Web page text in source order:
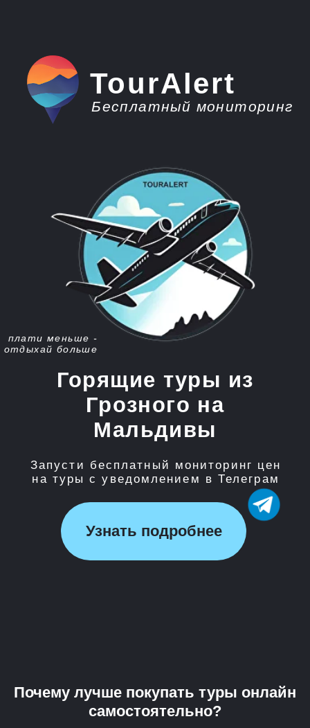
Горящие туры из
Грозного на
Мальдивы
Запусти бесплатный мониторинг цен
на туры с уведомлением в Телеграм
Узнать подробнее
TourAlert
Бесплатный мониторинг
Почему лучше покупать туры онлайн
самостоятельно?